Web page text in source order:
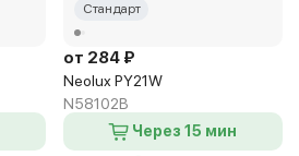
Стандарт
от 284 ₽
Neolux PY21W
N58102B
Через 15 мин